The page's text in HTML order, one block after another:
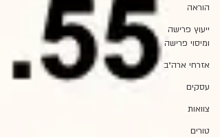
הוראה
ייעוץ פרישה
ומיסוי פרישה
אזרחי ארה״ב
עסקים
צוואות
טורים